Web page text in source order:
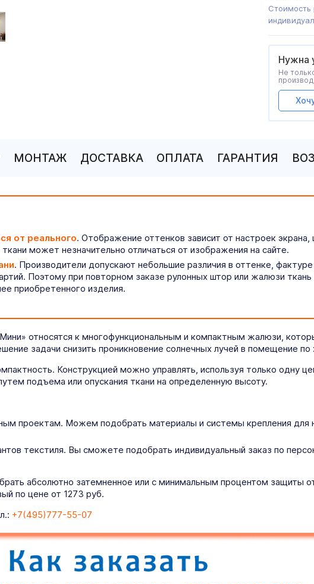
Стоимость
Нужна
Не
МОНТАЖ ДОСТАВКА ОПЛАТА ГАРАНТИЯ
от реального. Отображение оттенков зависит от настроек
может незначительно отличаться от изображения на сайте.
. Производители допускают небольшие различия в оттенке,
Поэтому при повторном заказе рулонных штор или жалюзи
приобретенного изделия.
относятся к многофункциональным и компактным жалюзи,
задачи снизить проникновение солнечных лучей в помещение
Конструкцией можно управлять, используя только одну
подъема или опускания ткани на определенную высоту.
проектам. Можем подобрать материалы и системы крепления для
текстиля. Вы сможете подобрать индивидуальный заказ по
абсолютно затемненное или с минимальным процентом защиты
по цене от 1273 руб.
+7(495)777-55-07